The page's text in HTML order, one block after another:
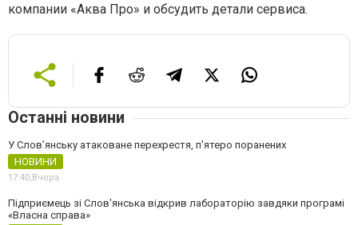
компании «Аква Про» и обсудить детали сервиса.
Останні новини
У Слов’янську атаковане перехрестя, п'ятеро поранених
НОВИНИ
17:40,Вчора
Підприємець зі Слов'янська відкрив лабораторію завдяки програмі
«Власна справа»